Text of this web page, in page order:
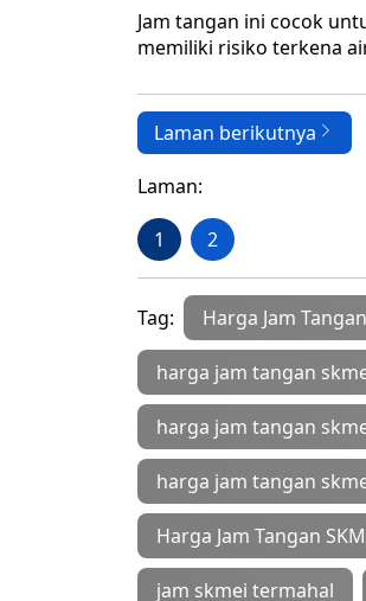
Jam tangan ini cocok
memiliki risiko terkena
Laman berikutnya
Laman:
1 2
Tag: Harga Jam
harga jam tangan
harga jam tangan
harga jam tangan
Harga Jam Tangan
jam skmei termahal